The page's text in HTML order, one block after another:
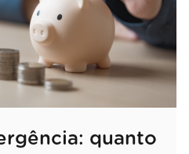
quanto